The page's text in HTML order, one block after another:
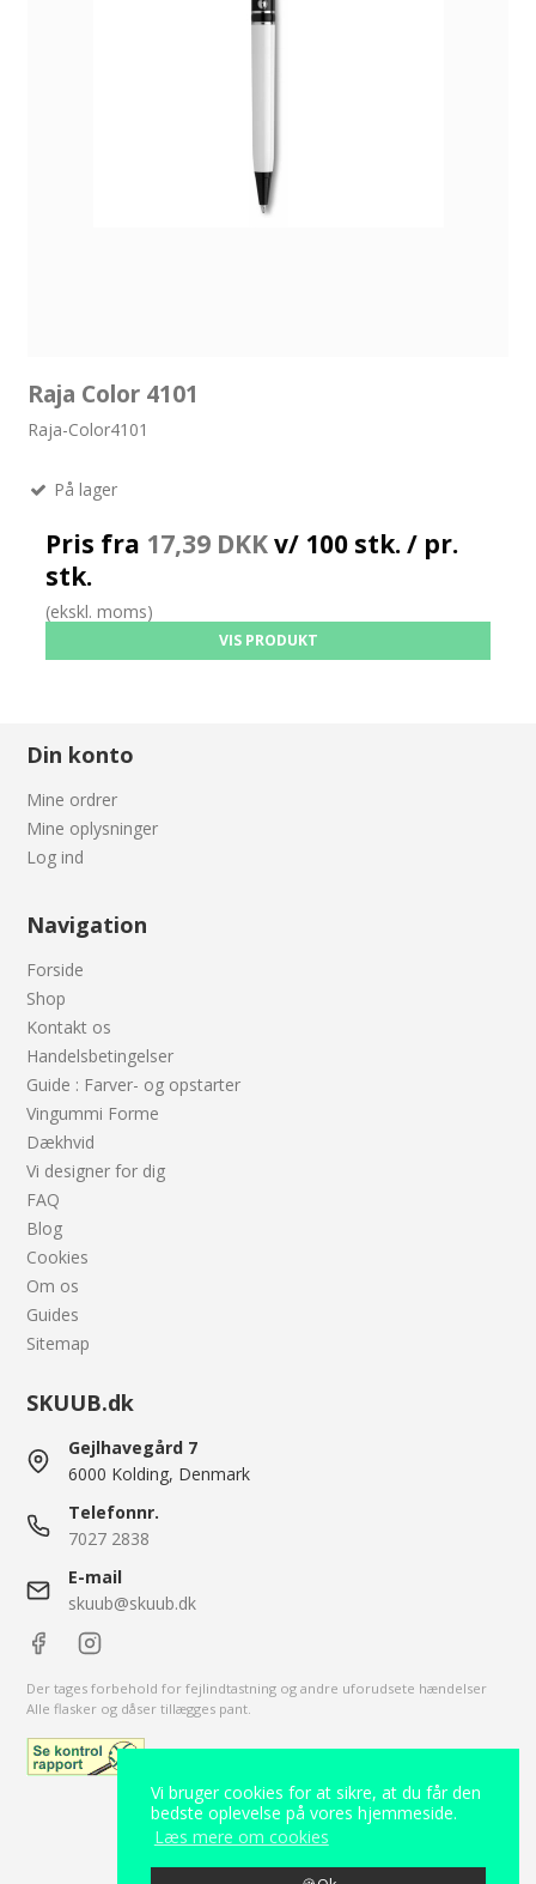
Vi bruger cookies for at sikre, at du får den
bedste oplevelse på vores hjemmeside.
Læs mere om cookies
Raja Color 4101
Raja-Color4101
På lager
Pris fra 17,39 DKKv/ 100 stk. / pr.
stk.
(ekskl. moms)
VIS PRODUKT
Din konto
Mine ordrer
Mine oplysninger
Log ind
Navigation
Forside
Shop
Kontakt os
Handelsbetingelser
Guide : Farver- og opstarter
Vingummi Forme
Dækhvid
Vi designer for dig
FAQ
Blog
Cookies
Om os
Guides
Sitemap
SKUUB.dk
Gejlhavegård 7
6000 Kolding, Denmark
Telefonnr.
7027 2838
E-mail
skuub@skuub.dk
Der tages forbehold for fejlindtastning og andre uforudsete hændelser
Alle flasker og dåser tillægges pant.
2026 © Skuub.
CVR-nummer: 38209213